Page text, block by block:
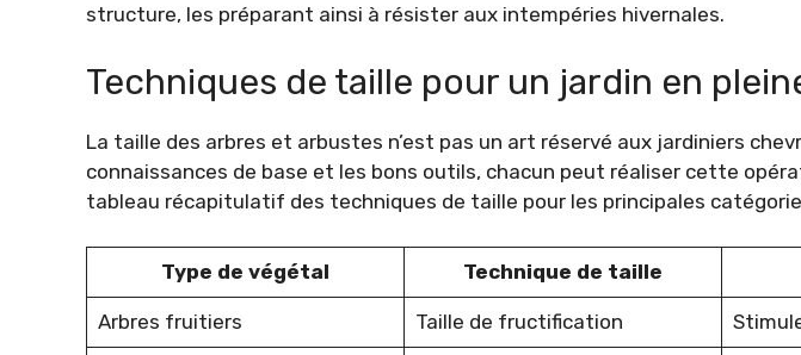
structure, les préparant ainsi à résister aux intempéries hivernales.
Techniques de taille pour un jardin en
La taille des arbres et arbustes n’est pas un art réservé aux jardiniers
connaissances de base et les bons outils, chacun peut réaliser cette
tableau récapitulatif des techniques de taille pour les principales
Type de végétal Technique de taille
Arbres fruitiers Taille de fructification